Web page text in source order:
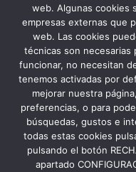
web. Algunas cookies
empresas externas que
web. Las cookies
técnicas son necesarias
funcionar, no necesitan
tenemos activadas por
mejorar nuestra
preferencias, o para
búsquedas, gustos e
todas estas cookies
pulsando el botón
apartado